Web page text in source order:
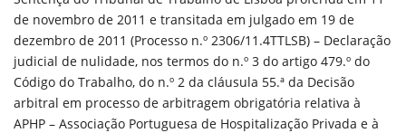
de novembro de 2011 e transitada em julgado em 19 de
dezembro de 2011 (Processo n.º 2306/11.4TTLSB) – Declaração
judicial de nulidade, nos termos do n.º 3 do artigo 479.º do
Código do Trabalho, do n.º 2 da cláusula 55.ª da Decisão
arbitral em processo de arbitragem obrigatória relativa à
APHP – Associação Portuguesa de Hospitalização Privada e à